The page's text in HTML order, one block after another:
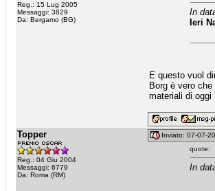
Reg.: 15 Lug 2005
Messaggi: 3829
Da: Bergamo (BG)
In
Ieri
E questo vuol
Borg è vero
materiali di oggi
Topper
Reg.: 04 Giu 2004
Messaggi: 6779
Da: Roma (RM)
Inviato: 07-07-
quote:
In